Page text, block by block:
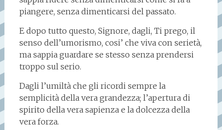
piangere, senza dimenticarsi del passato.
E dopo tutto questo, Signore, dagli, Ti prego, il
senso dell’umorismo, cosi’ che viva con serietà,
ma sappia guardare se stesso senza prendersi
troppo sul serio.
Dagli l’umiltà che gli ricordi sempre la
semplicità della vera grandezza; l’apertura di
spirito della vera sapienza e la dolcezza della
vera forza.